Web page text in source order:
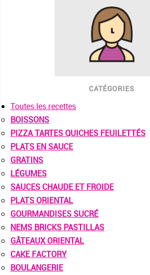
CATÉGORIES
Toutes les recettes
BOISSONS
PIZZA TARTES QUICHES FEUILETTÉS
PLATS EN SAUCE
GRATINS
LÉGUMES
SAUCES CHAUDE ET FROIDE
PLATS ORIENTAL
GOURMANDISES SUCRÉ
NEMS BRICKS PASTILLAS
GÂTEAUX ORIENTAL
CAKE FACTORY
BOULANGERIE